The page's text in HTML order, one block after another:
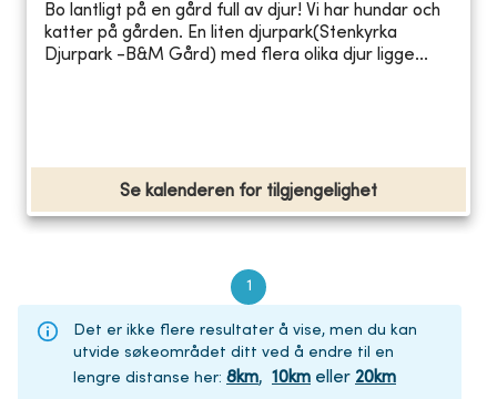
Bo lantligt på en gård full av djur! Vi har hundar och
katter på gården. En liten djurpark(Stenkyrka
Djurpark -B&M Gård) med flera olika djur ligge...
Se kalenderen for tilgjengelighet
1
Det er ikke flere resultater å vise, men du kan
utvide søkeområdet ditt ved å endre til en
lengre distanse her: 8km, 10km eller 20km